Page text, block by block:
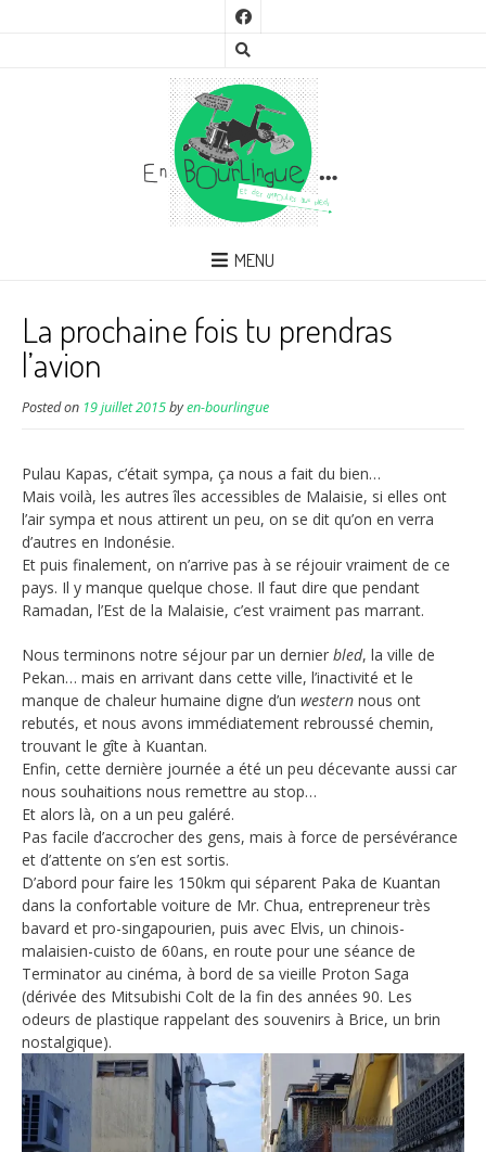
MENU
La prochaine fois tu prendras
l’avion
Posted on 19 juillet 2015byen-bourlingue
Pulau Kapas, c’était sympa, ça nous a fait du bien…
Mais voilà, les autres îles accessibles de Malaisie, si elles ont
l’air sympa et nous attirent un peu, on se dit qu’on en verra
d’autres en Indonésie.
Et puis finalement, on n’arrive pas à se réjouir vraiment de ce
pays. Il y manque quelque chose. Il faut dire que pendant
Ramadan, l’Est de la Malaisie, c’est vraiment pas marrant.
Nous terminons notre séjour par un dernier bled, la ville de
Pekan… mais en arrivant dans cette ville, l’inactivité et le
manque de chaleur humaine digne d’un western nous ont
rebutés, et nous avons immédiatement rebroussé chemin,
trouvant le gîte à Kuantan.
Enfin, cette dernière journée a été un peu décevante aussi car
nous souhaitions nous remettre au stop…
Et alors là, on a un peu galéré.
Pas facile d’accrocher des gens, mais à force de persévérance
et d’attente on s’en est sortis.
D’abord pour faire les 150km qui séparent Paka de Kuantan
dans la confortable voiture de Mr. Chua, entrepreneur très
bavard et pro-singapourien, puis avec Elvis, un chinois-
malaisien-cuisto de 60ans, en route pour une séance de
Terminator au cinéma, à bord de sa vieille Proton Saga
(dérivée des Mitsubishi Colt de la fin des années 90. Les
odeurs de plastique rappelant des souvenirs à Brice, un brin
nostalgique).